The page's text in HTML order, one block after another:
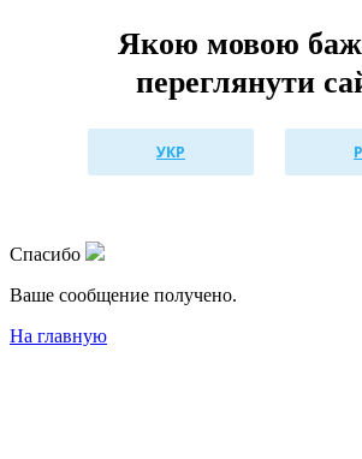
Якою мовою
переглянути
УКР
Спасибо
Ваше сообщениe получено.
На главную